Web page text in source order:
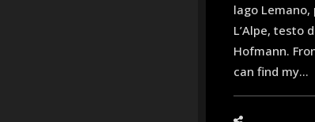
lago
L’Alpe, testo
Hofmann.
can find my...